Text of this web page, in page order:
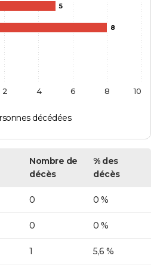
5
8
décédées
2 4 6 8 10
Nombre de
décès
% des
décès
0 0 %
0 0 %
1 5,6 %